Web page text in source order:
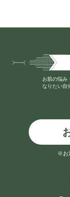
お肌の悩み
なりたい自
※お